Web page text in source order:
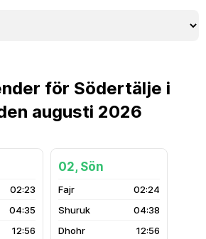
för Södertälje i
augusti 2026
02:23
04:35
12:56
02, Sön
02:24
04:38
12:56